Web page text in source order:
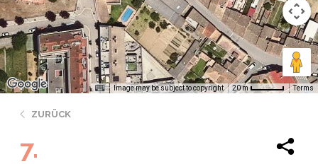
Image may be subject to copyright 20 m Terms
ZURÜCK
7.